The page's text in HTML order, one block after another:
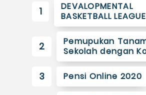
1
DEVALOPMENTAL
BASKETBALL
2
Pemupukan
Sekolah dengan
3 Pensi Online 2020